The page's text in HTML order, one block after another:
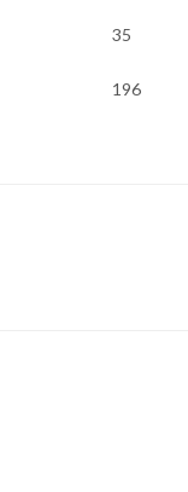
35
196